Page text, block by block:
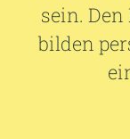
sein.
bilden